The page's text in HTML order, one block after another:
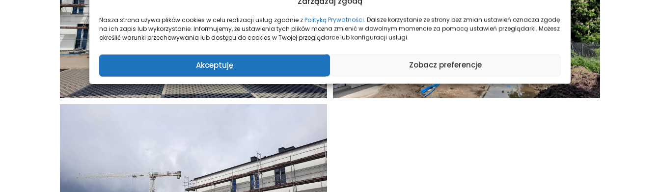
Nasza strona używa plików cookies w celu realizacji usług zgodnie zPolityką Prywatności. Dalsze korzystanie ze strony bez zmian ustawień oznacza zgodę
na ich zapis lub wykorzystanie. Informujemy, że ustawienia tych plików można zmienić w dowolnym momencie za pomocą ustawień przeglądarki. Możesz
określić warunki przechowywania lub dostępu do cookies w Twojej przeglądarce lub konfiguracji usługi.
Akceptuję Zobacz preferencje